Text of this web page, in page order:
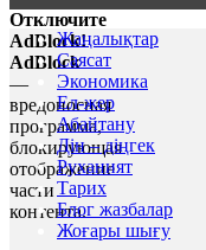
Отключите
AdBlock!
AdBlock
—
вредоносная
программа,
блокирующая
отображение
части
контента.
Жаңалықтар
Саясат
Экономика
Ел-жер
Абайтану
Дін – діңгек
Руханият
Тарих
Блог жазбалар
Жоғары шығу